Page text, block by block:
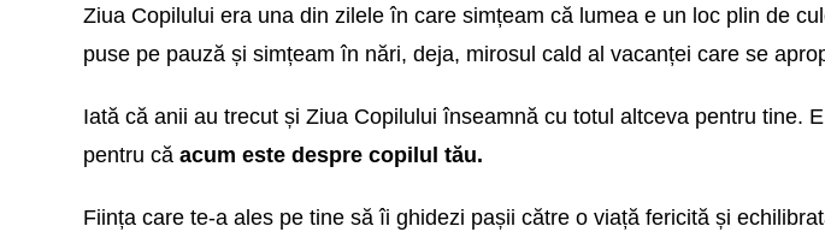
Ziua Copilului era una din zilele în care simțeam că lumea e un loc plin de
puse pe pauză și simțeam în nări, deja, mirosul cald al vacanței care se
Iată că anii au trecut și Ziua Copilului înseamnă cu totul altceva pentru tine.
pentru că acum este despre copilul tău.
Ființa care te-a ales pe tine să îi ghidezi pașii către o viață fericită și